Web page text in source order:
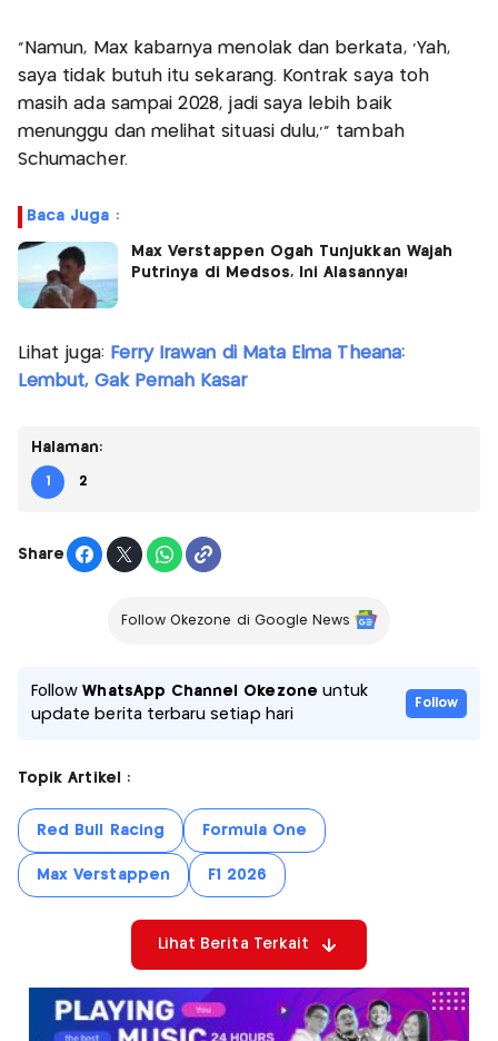
"Namun, Max kabarnya menolak dan berkata, 'Yah,
saya tidak butuh itu sekarang. Kontrak saya toh
masih ada sampai 2028, jadi saya lebih baik
menunggu dan melihat situasi dulu,'" tambah
Schumacher.
Baca Juga :
Max Verstappen Ogah Tunjukkan Wajah
Putrinya di Medsos, Ini Alasannya!
Lihat juga: Ferry Irawan di Mata Elma Theana:
Lembut, Gak Pernah Kasar
Halaman:
1 2
Share
Follow Okezone di Google News
FollowWhatsApp Channel Okezone untuk
update berita terbaru setiap hari
Follow
Topik Artikel :
Red Bull Racing Formula One
Max Verstappen F1 2026
Lihat Berita Terkait